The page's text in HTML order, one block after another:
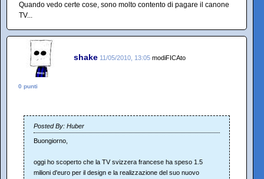
Quando vedo certe cose, sono molto contento di pagare il canone
TV...
shake 11/05/2010, 13:05 modiFICAto
0 punti
Posted By: Huber
Buongiorno,
oggi ho scoperto che la TV svizzera francese ha speso 1.5
milioni d'euro per il design e la realizzazione del suo nuovo